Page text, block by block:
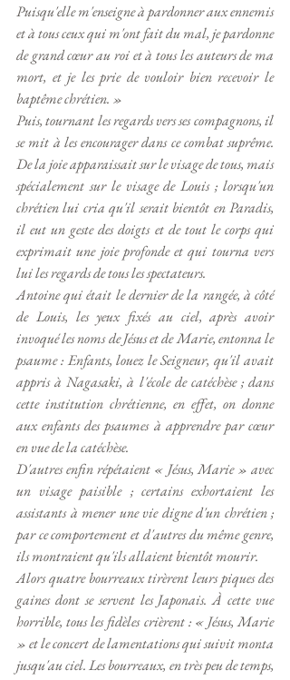
Puisqu'elle m'enseigne à pardonner aux ennemis
et à tous ceux qui m'ont fait du mal, je pardonne
de grand cœur au roi et à tous les auteurs de ma
mort, et je les prie de vouloir bien recevoir le
baptême chrétien. »
Puis, tournant les regards vers ses compagnons, il
se mit à les encourager dans ce combat suprême.
De la joie apparaissait sur le visage de tous, mais
spécialement sur le visage de Louis ; lorsqu'un
chrétien lui cria qu'il serait bientôt en Paradis,
il eut un geste des doigts et de tout le corps qui
exprimait une joie profonde et qui tourna vers
lui les regards de tous les spectateurs.
Antoine qui était le dernier de la rangée, à côté
de Louis, les yeux fixés au ciel, après avoir
invoqué les noms de Jésus et de Marie, entonna le
psaume : Enfants, louez le Seigneur, qu'il avait
appris à Nagasaki, à l'école de catéchèse ; dans
cette institution chrétienne, en effet, on donne
aux enfants des psaumes à apprendre par cœur
en vue de la catéchèse.
D'autres enfin répétaient « Jésus, Marie » avec
un visage paisible ; certains exhortaient les
assistants à mener une vie digne d'un chrétien ;
par ce comportement et d'autres du même genre,
ils montraient qu'ils allaient bientôt mourir.
Alors quatre bourreaux tirèrent leurs piques des
gaines dont se servent les Japonais. À cette vue
horrible, tous les fidèles crièrent : « Jésus, Marie
» et le concert de lamentations qui suivit monta
jusqu'au ciel. Les bourreaux, en très peu de temps,